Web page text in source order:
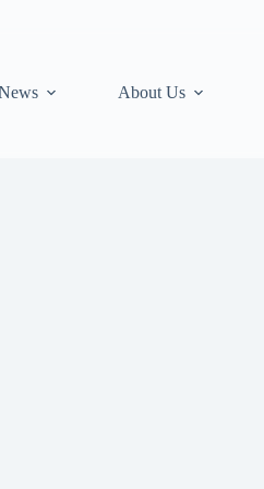
About Us